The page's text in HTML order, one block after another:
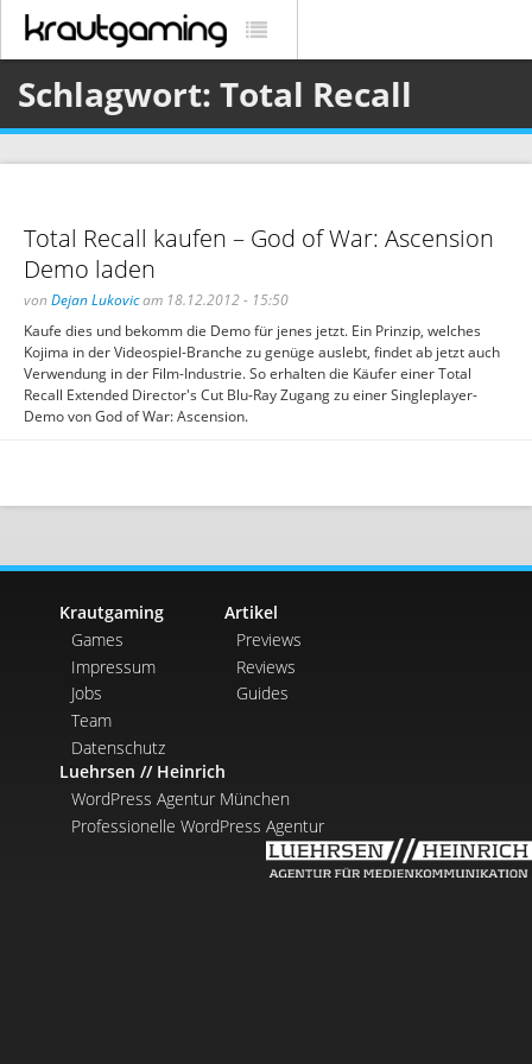
Schlagwort: Total Recall
Total Recall kaufen – God of War: Ascension
Demo laden
von Dejan Lukovicam 18.12.2012 - 15:50
Kaufe dies und bekomm die Demo für jenes jetzt. Ein Prinzip, welches
Kojima in der Videospiel-Branche zu genüge auslebt, findet ab jetzt auch
Verwendung in der Film-Industrie. So erhalten die Käufer einer Total
Recall Extended Director's Cut Blu-Ray Zugang zu einer Singleplayer-
Demo von God of War: Ascension.
Krautgaming
Games
Impressum
Jobs
Team
Datenschutz
Artikel
Previews
Reviews
Guides
Luehrsen // Heinrich
WordPress Agentur München
Professionelle WordPress Agentur